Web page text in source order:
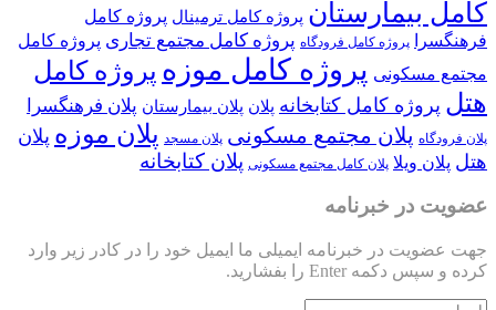
کامل بیمارستان پروژه کامل ترمینال پروژه کامل
فرهنگسرا
پروژه کامل فرودگاه پروژه کامل مجتمع تجاری پروژه کامل
مجتمع مسکونی پروژه کامل موزه پروژه کامل
هتل پروژه کامل کتابخانه پلان پلان بیمارستان پلان فرهنگسرا
پلان فرودگاه پلان مجتمع مسکونی پلان مسجد پلان موزه پلان
هتل پلان ویلا پلان کامل مجتمع مسکونی پلان کتابخانه
عضویت در خبرنامه
جهت عضویت در خبرنامه ایمیلی ما ایمیل خود را در کادر زیر وارد
کرده و سپس دکمه Enter را بفشارید.